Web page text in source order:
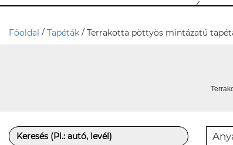
Főoldal / Tapéták / Terrakotta pöttyös mintázatú